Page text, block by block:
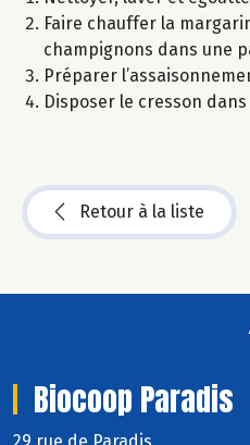
Faire chauffer la
champignons dans une
Préparer
Disposer le cresson
Retour à la liste
Biocoop Paradis
29 rue de Paradis